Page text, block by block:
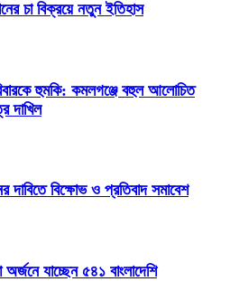
চা বিক্রয়ে নতুন ইতিহাস
হুমকি: কমলগঞ্জে বহুল আলোচিত
দাখিল
দাবিতে বিক্ষোভ ও প্রতিবাদ সমাবেশ
যাচ্ছেন ৫৪১ বাংলাদেশি